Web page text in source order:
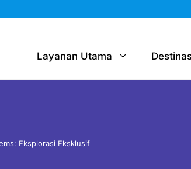
Layanan Utama
Eksplorasi Eksklusif